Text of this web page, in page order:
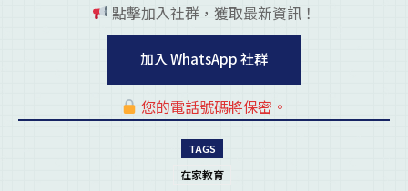
點擊加入社群，獲取最新資訊！
加入 WhatsApp 社群
您的電話號碼將保密。
TAGS
在家教育